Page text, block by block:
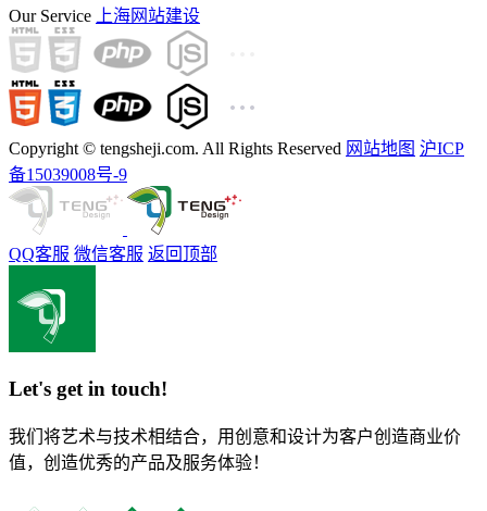
Our Service 上海网站建设
Copyright © tengsheji.com. All Rights Reserved 网站地图 沪ICP
备15039008号-9
QQ客服 微信客服 返回顶部
Let's get in touch!
我们将艺术与技术相结合，用创意和设计为客户创造商业价
值，创造优秀的产品及服务体验！